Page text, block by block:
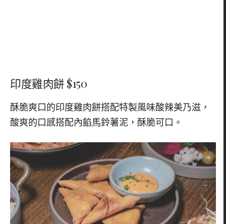
印度雞肉餅 $150
酥脆爽口的印度雞肉餅搭配特製風味酸辣美乃滋，
酸爽的口感搭配內餡馬鈴薯泥， 酥脆可口。